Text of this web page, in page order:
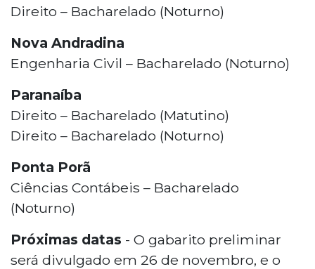
Direito – Bacharelado (Noturno)
Nova Andradina
Engenharia Civil – Bacharelado (Noturno)
Paranaíba
Direito – Bacharelado (Matutino)
Direito – Bacharelado (Noturno)
Ponta Porã
Ciências Contábeis – Bacharelado
(Noturno)
Próximas datas - O gabarito preliminar
será divulgado em 26 de novembro, e o